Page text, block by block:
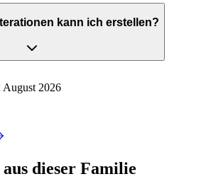
kann ich erstellen?
August 2026
dieser Familie